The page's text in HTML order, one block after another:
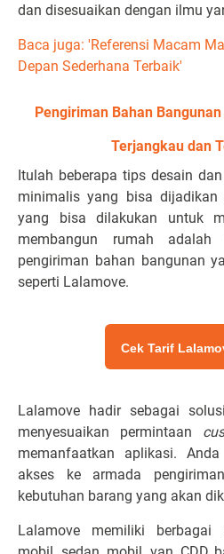
dan disesuaikan dengan ilmu
Baca juga: 'Referensi Macam
Depan Sederhana Terbaik'
Pengiriman Bahan
Terjangkau dan
Itulah beberapa tips desain
minimalis yang bisa
yang bisa dilakukan untuk
membangun rumah
pengiriman bahan bangunan
seperti Lalamove.
Cek Tarif
Lalamove hadir sebagai
menyesuaikan permintaan
memanfaatkan aplikasi.
akses ke armada
kebutuhan barang yang akan
Lalamove memiliki